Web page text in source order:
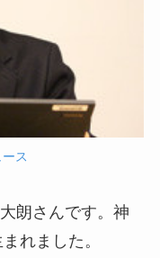
ス
朗さんです。神
れました。